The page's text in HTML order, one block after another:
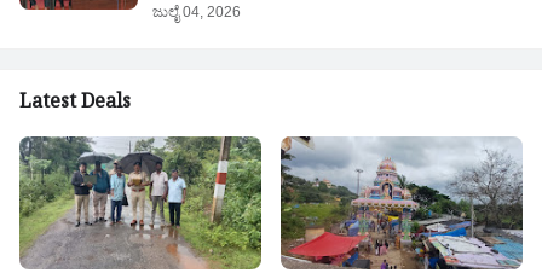
ಜುಲೈ 04, 2026
Latest Deals